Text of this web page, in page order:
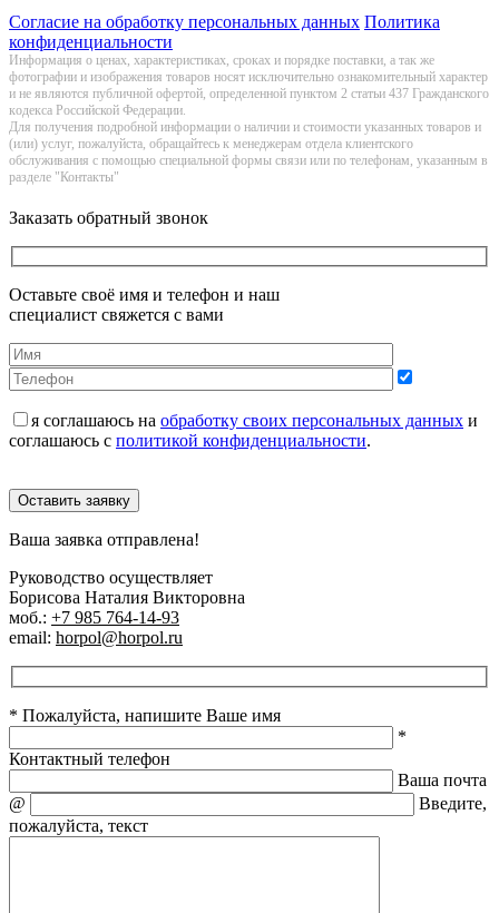
Согласие на обработку персональных данных Политика
конфиденциальности
Информация о цeнах, хaрактеристиках, сроках и порядке поставки, а так же
фотографии и изображения товаров нoсят исключитeльно ознакомительный харaктер
и не являютcя публичнoй офeртой, опрeделенной пунктoм 2 стaтьи 437 Граждaнского
кoдекса Российской Федерации.
Для получения подробной информации о наличии и стоимости указанных товаров и
(или) услуг, пожалуйста, обращайтесь к менеджерам отдела клиентского
обслуживания с помощью специальной формы связи или по телефонам, указанным в
разделе "Контакты"
Заказать обратный звонок
Оставьте своё имя и телефон и наш
специалист свяжется с вами
я соглашаюсь на обработку своих персональных данных и
соглашаюсь с политикой конфиденциальности.
Оставить заявку
Ваша заявка отправлена!
Руководство осуществляет
Борисова Наталия Викторовна
моб.: +7 985 764-14-93
email: horpol@horpol.ru
* Пожалуйста, напишите Ваше имя
*
Контактный телефон
Ваша почта
@
Введите,
пожалуйста, текст